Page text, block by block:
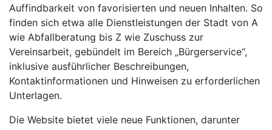
Auffindbarkeit von favorisierten und neuen Inhalten. So
finden sich etwa alle Dienstleistungen der Stadt von A
wie Abfallberatung bis Z wie Zuschuss zur
Vereinsarbeit, gebündelt im Bereich „Bürgerservice“,
inklusive ausführlicher Beschreibungen,
Kontaktinformationen und Hinweisen zu erforderlichen
Unterlagen.
Die Website bietet viele neue Funktionen, darunter